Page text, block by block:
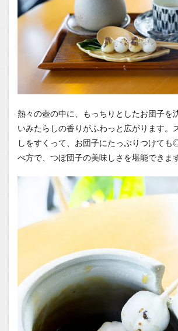
熱々の壺の中に、もっちりとしたお団子を
いみたらしの香りがふわっと広がります。
しをすくって、お団子にたっぷりつけて
べ方で、つぼ団子の美味しさを堪能できます